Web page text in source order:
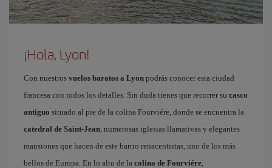
¡Hola, Lyon!
Con nuestros vuelos baratos a Lyon podrás conocer esta ciudad
francesa con todos los detalles. Sin duda tienes que recorrer su casco
antiguo situado al pie de la colina Fourviére, donde se encuentra la
catedral de Saint-Jean, numerosas iglesias llamativas y elegantes
mansiones que hacen de este barrio renacentistas, uno de los más
bellos de Europa. En lo alto de la colina de Fourviére,